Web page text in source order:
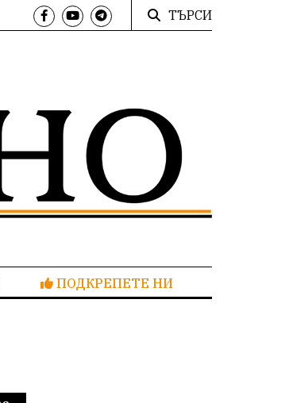
ТЪРСИ
ПОДКРЕПЕТЕ НИ